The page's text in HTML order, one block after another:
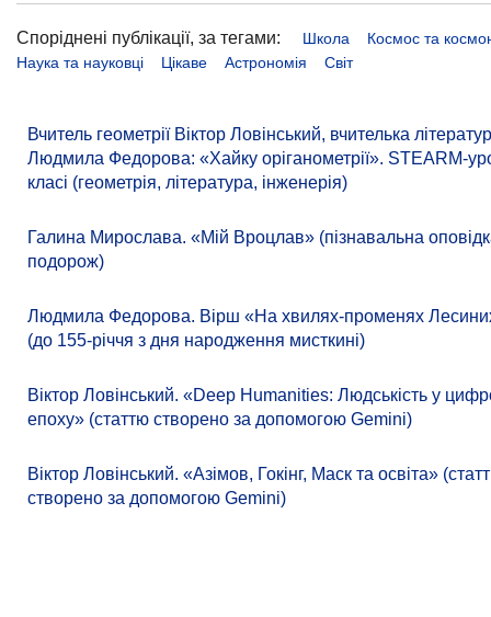
Споріднені публікації, за тегами: Школа
Космос та
Наука та науковці
Цікаве Астрономія Світ
Вчитель геометрії Віктор Ловінський, вчителька
Людмила Федорова: «Хайку оріганометрії». STEARM-
класі (геометрія, література, інженерія)
Галина Мирослава. «Мій Вроцлав» (пізнавальна
подорож)
Людмила Федорова. Вірш «На хвилях-променях
(до 155-річчя з дня народження мисткині)
Віктор Ловінський. «Deep Humanities: Людськість у
епоху» (статтю створено за допомогою Gemini)
Віктор Ловінський. «Азімов, Гокінг, Маск та освіта»
створено за допомогою Gemini)